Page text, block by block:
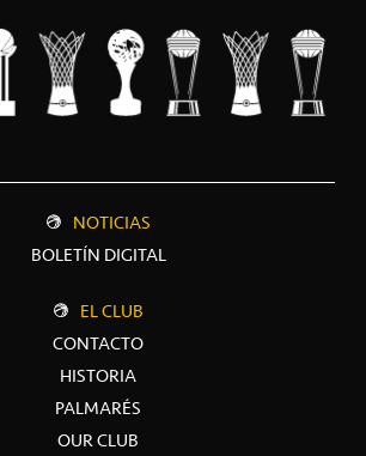
NOTICIAS
BOLETÍN DIGITAL
EL CLUB
CONTACTO
HISTORIA
PALMARÉS
OUR CLUB